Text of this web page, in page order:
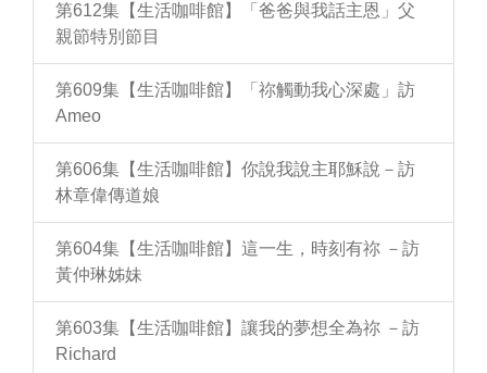
第612集【生活咖啡館】「爸爸與我話主恩」父
親節特別節目
第609集【生活咖啡館】「祢觸動我心深處」訪
Ameo
第606集【生活咖啡館】你說我說主耶穌說－訪
林章偉傳道娘
第604集【生活咖啡館】這一生，時刻有祢 －訪
黃仲琳姊妹
第603集【生活咖啡館】讓我的夢想全為祢 －訪
Richard